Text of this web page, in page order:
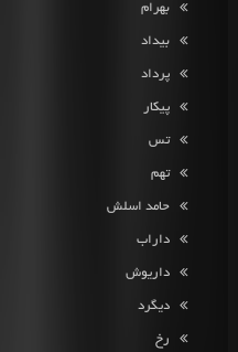
بهرام
بیداد
پرداد
پیکار
تس
تهم
حامد اسلش
داراب
داریوش
دیگرد
رخ